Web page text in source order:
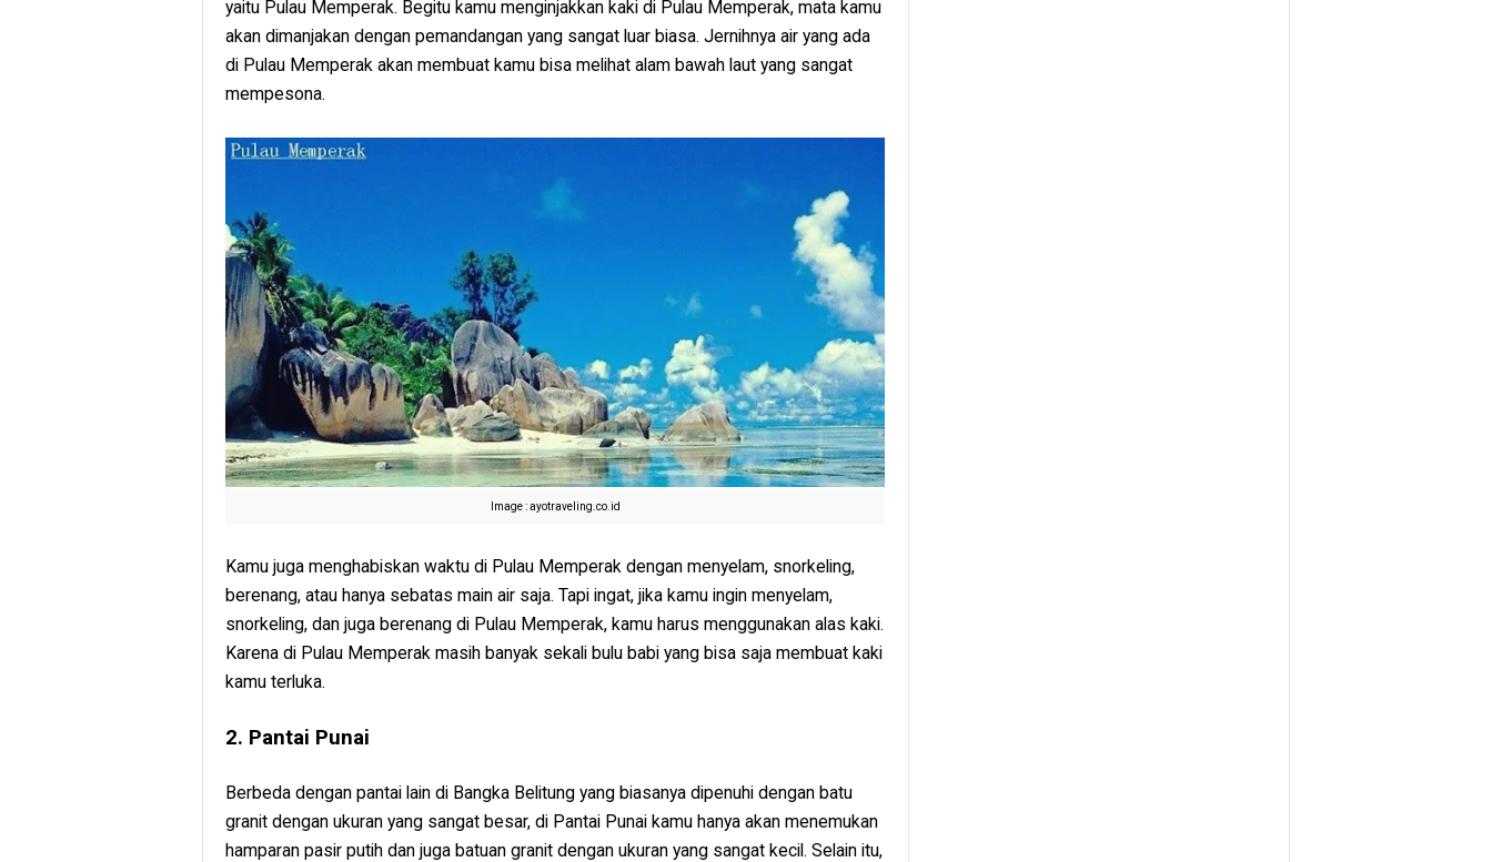
yaitu Pulau Memperak. Begitu kamu menginjakkan kaki di Pulau Memperak, mata kamu
akan dimanjakan dengan pemandangan yang sangat luar biasa. Jernihnya air yang ada
di Pulau Memperak akan membuat kamu bisa melihat alam bawah laut yang sangat
mempesona.
Image : ayotraveling.co.id
Kamu juga menghabiskan waktu di Pulau Memperak dengan menyelam, snorkeling,
berenang, atau hanya sebatas main air saja. Tapi ingat, jika kamu ingin menyelam,
snorkeling, dan juga berenang di Pulau Memperak, kamu harus menggunakan alas kaki.
Karena di Pulau Memperak masih banyak sekali bulu babi yang bisa saja membuat kaki
kamu terluka.
2. Pantai Punai
Berbeda dengan pantai lain di Bangka Belitung yang biasanya dipenuhi dengan batu
granit dengan ukuran yang sangat besar, di Pantai Punai kamu hanya akan menemukan
hamparan pasir putih dan juga batuan granit dengan ukuran yang sangat kecil. Selain itu,